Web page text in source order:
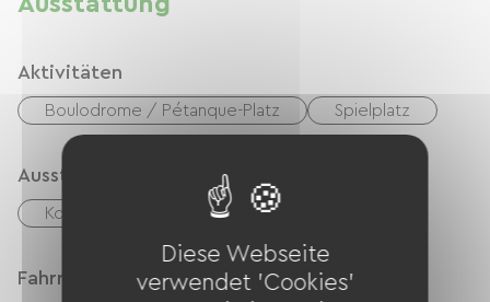
Aktivitäten
Boulodrome / Pétanque-Platz Spielplatz
Ausstattung
Kostenloses WLAN
Fahrradannahme
Diese Webseite
verwendet 'Cookies'